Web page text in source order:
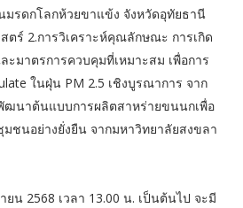
มรดกโลกห้วยขาแข้ง จังหวัดอุทัยธานี
ตร์ 2.การวิเคราะห์คุณลักษณะ การเกิด
มาตรการควบคุมที่เหมาะสม เพื่อการ
ในฝุ่น PM 2.5 เชิงบูรณาการ จาก
ฒนาต้นแบบการผลิตสาหร่ายขนนกเพื่อ
ชนอย่างยั่งยืน จากมหาวิทยาลัยสงขลา
น 2568 เวลา 13.00 น. เป็นต้นไป จะมี